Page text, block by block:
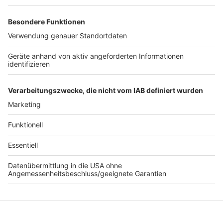
bewertet die Polizei gemeinsam mit den Kommunen,
dem Kreis und Straßen.NRW die Unfallhäufungsstellen,
um dort weitere Verkehrsunfälle zu verhindern.
(Text: Polizei im Rhein-Kreis Neuss am 01.03.2022)
Hier gibt es die ganze Verkehrsunfall-Statistik
Anzeige